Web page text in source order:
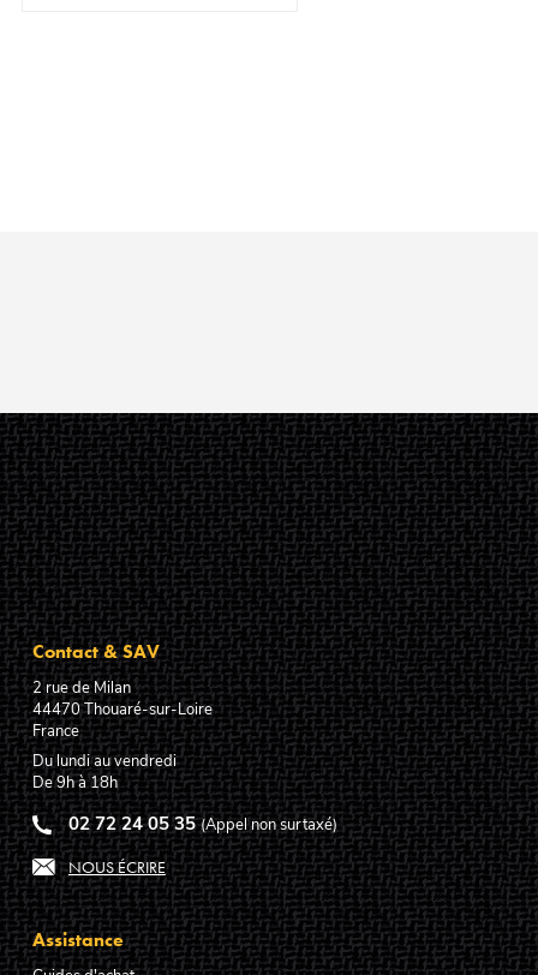
Contact & SAV
2 rue de Milan
44470Thouaré-sur-Loire
France
Du lundi au vendredi
De 9h à 18h
02 72 24 05 35 (Appel non surtaxé)
NOUS ÉCRIRE
Assistance